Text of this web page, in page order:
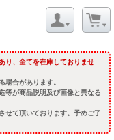
り、全てを在庫しておりませ
場合があります。
等が商品説明及び画像と異なる
せて頂いております。予めご了